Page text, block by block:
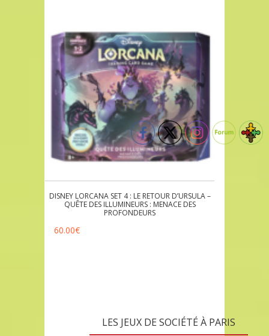
DISNEY LORCANA SET 4 : LE RETOUR D’URSULA –
QUÊTE DES ILLUMINEURS : MENACE DES
PROFONDEURS
60.00€
LES JEUX DE SOCIÉTÉ À PARIS